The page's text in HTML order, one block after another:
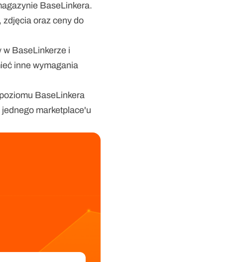
BaseLinkera.
zdjęcia oraz ceny do
w BaseLinkerze i
inne wymagania
BaseLinkera
marketplace'u